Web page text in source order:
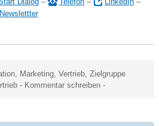
Newslettter
, Marketing,Vertrieb,Zielgruppe
- Kommentar schreiben -